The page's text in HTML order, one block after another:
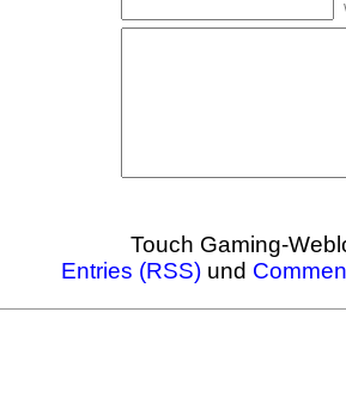
Touch Gaming-
Entries (RSS)und